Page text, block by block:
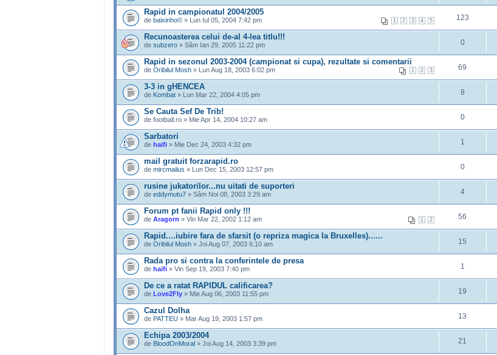
Rapid in campionatul 2004/2005
1 2 3 4 5
de baixinho© » Lun Iul 05, 2004 7:42 pm 123
Recunoasterea celui de-al 4-lea titlu!!!
de subzero » Sâm Ian 29, 2005 11:22 pm 0
Rapid in sezonul 2003-2004 (campionat si cupa), rezultate si comentarii
1 2 3
de Oribilul Mosh » Lun Aug 18, 2003 6:02 pm 69
3-3 in gHENCEA
de Kombat » Lun Mar 22, 2004 4:05 pm 8
Se Cauta Sef De Trib!
de football.ro » Mie Apr 14, 2004 10:27 am 0
Sarbatori
de haifi » Mie Dec 24, 2003 4:32 pm 1
mail gratuit forzarapid.ro
de mircmailus » Lun Dec 15, 2003 12:57 pm 0
rusine jukatorilor...nu uitati de suporteri
de eddymutu7 » Sâm Noi 08, 2003 3:29 am 4
Forum pt fanii Rapid only !!!
1 2
de Aragorn » Vin Mar 22, 2002 1:12 am 56
Rapid....iubire fara de sfarsit (o repriza magica la Bruxelles)......
de Oribilul Mosh » Joi Aug 07, 2003 6:10 am 15
Rada pro si contra la conferintele de presa
de haifi » Vin Sep 19, 2003 7:40 pm 1
De ce a ratat RAPIDUL calificarea?
de Love2Fly » Mie Aug 06, 2003 11:55 pm 19
Cazul Dolha
de PATTEU » Mar Aug 19, 2003 1:57 pm 13
Echipa 2003/2004
de BloodOnMoral » Joi Aug 14, 2003 3:39 pm 21